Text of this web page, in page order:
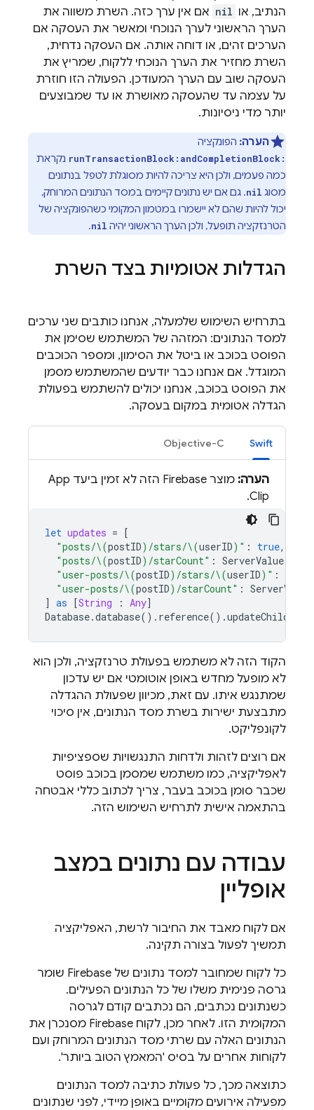
הנתיב, או nil אם אין ערך כזה. השרת משווה את
הערך הראשוני לערך הנוכחי ומאשר את העסקה אם
הערכים זהים, או דוחה אותה. אם העסקה נדחית,
השרת מחזיר את הערך הנוכחי ללקוח, שמריץ את
העסקה שוב עם הערך המעודכן. הפעולה הזו חוזרת
על עצמה עד שהעסקה מאושרת או עד שמבוצעים
יותר מדי ניסיונות.
הערה: הפונקציה
runTransactionBlock:andCompletionBlock: נקראת
כמה פעמים, ולכן היא צריכה להיות מסוגלת לטפל בנתונים
מסוג nil. גם אם יש נתונים קיימים במסד הנתונים המרוחק,
יכול להיות שהם לא יישמרו במטמון המקומי כשהפונקציה של
הטרנזקציה תופעל, ולכן הערך הראשוני יהיה nil
.
הגדלות אטומיות בצד השרת
בתרחיש השימוש שלמעלה, אנחנו כותבים שני ערכים
למסד הנתונים: המזהה של המשתמש שסימן את
הפוסט בכוכב או ביטל את הסימון, ומספר הכוכבים
המוגדל. אם אנחנו כבר יודעים שהמשתמש מסמן
את הפוסט בכוכב, אנחנו יכולים להשתמש בפעולת
הגדלה אטומית במקום בעסקה.
Swift
Objective-C
הערה:
מוצר Firebase הזה לא זמין ביעד App
Clip.
let updates = [
"posts/\(postID) /stars/\(userID) " : true,
"posts/\(postID) /starCount" : ServerValue
"user-posts/\(postID) /stars/\(userID) " :
"user-posts/\(postID) /starCount" : ServerValue
] as [String : Any]
Database.database(). reference().
הקוד הזה לא משתמש בפעולת טרנזקציה, ולכן הוא
לא מופעל מחדש באופן אוטומטי אם יש עדכון
שמתנגש איתו. עם זאת, מכיוון שפעולת ההגדלה
מתבצעת ישירות בשרת מסד הנתונים, אין סיכוי
לקונפליקט.
אם רוצים לזהות ולדחות התנגשויות שספציפיות
לאפליקציה, כמו משתמש שמסמן בכוכב פוסט
שכבר סומן בכוכב בעבר, צריך לכתוב כללי אבטחה
בהתאמה אישית לתרחיש השימוש הזה.
עבודה עם נתונים במצב
אופליין
אם לקוח מאבד את החיבור לרשת, האפליקציה
תמשיך לפעול בצורה תקינה.
כל לקוח שמחובר למסד נתונים של Firebase שומר
גרסה פנימית משלו של כל הנתונים הפעילים.
כשנתונים נכתבים, הם נכתבים קודם לגרסה
המקומית הזו. לאחר מכן, לקוח Firebase מסנכרן את
הנתונים האלה עם שרתי מסד הנתונים המרוחק ועם
לקוחות אחרים על בסיס 'המאמץ הטוב ביותר'.
כתוצאה מכך, כל פעולת כתיבה למסד הנתונים
מפעילה אירועים מקומיים באופן מיידי, לפני שנתונים